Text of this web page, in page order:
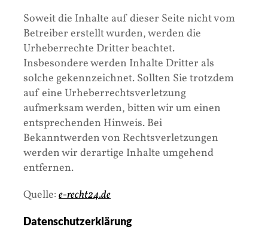
Soweit die Inhalte auf dieser Seite nicht vom
Betreiber erstellt wurden, werden die
Urheberrechte Dritter beachtet.
Insbesondere werden Inhalte Dritter als
solche gekennzeichnet. Sollten Sie trotzdem
auf eine Urheberrechtsverletzung
aufmerksam werden, bitten wir um einen
entsprechenden Hinweis. Bei
Bekanntwerden von Rechtsverletzungen
werden wir derartige Inhalte umgehend
entfernen.
Quelle: e-recht24.de
Datenschutzerklärung